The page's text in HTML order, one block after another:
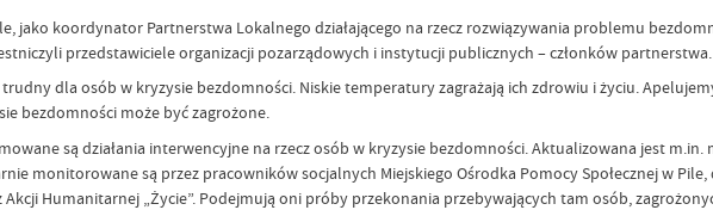
jako koordynator Partnerstwa Lokalnego działającego na rzecz rozwiązywania problemu
przedstawiciele organizacji pozarządowych i instytucji publicznych – członków partnerstwa.
dla osób w kryzysie bezdomności. Niskie temperatury zagrażają ich zdrowiu i życiu.
bezdomności może być zagrożone.
są działania interwencyjne na rzecz osób w kryzysie bezdomności. Aktualizowana jest
monitorowane są przez pracowników socjalnych Miejskiego Ośrodka Pomocy Społecznej w
Humanitarnej „Życie”. Podejmują oni próby przekonania przebywających tam osób,